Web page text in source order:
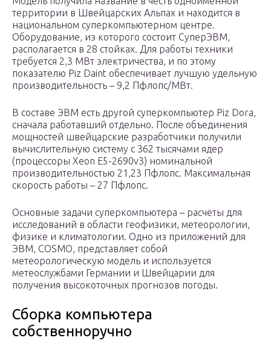
территории в Швейцарских Альпах и находится в
национальном суперкомпьютерном центре.
Оборудование, из которого состоит СуперЭВМ,
располагается в 28 стойках. Для работы техники
требуется 2,3 МВт электричества, и по этому
показателю Piz Daint обеспечивает лучшую удельную
производительность – 9,2 Пфлопс/МВт.
В составе ЭВМ есть другой суперкомпьютер Piz Dora,
сначала работавший отдельно. После объединения
мощностей швейцарские разработчики получили
вычислительную систему с 362 тысячами ядер
(процессоры Xeon E5-2690v3) номинальной
производительностью 21,23 Пфлопс. Максимальная
скорость работы – 27 Пфлопс.
Основные задачи суперкомпьютера – расчеты для
исследований в области геофизики, метеорологии,
физике и климатологии. Одно из приложений для
ЭВМ, COSMO, представляет собой
метеорологическую модель и используется
метеослужбами Германии и Швейцарии для
получения высокоточных прогнозов погоды.
Сборка компьютера
собственноручно